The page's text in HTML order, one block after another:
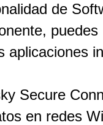
de
puedes
aplicaciones
Secure
en redes